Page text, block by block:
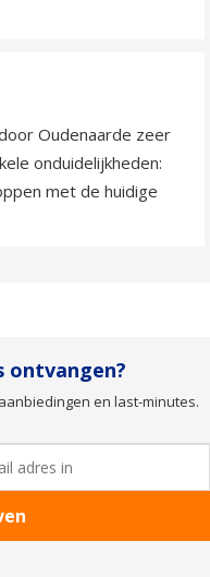
Oudenaarde zeer
onduidelijkheden:
met de huidige
ontvangen?
en last-minutes.